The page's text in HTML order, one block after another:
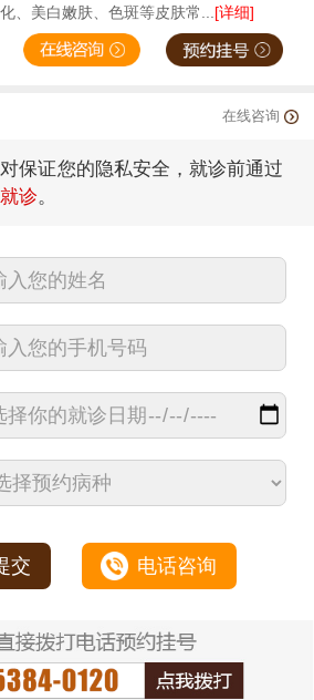
化、美白嫩肤、色斑等皮肤常...[详细]
在线咨询
保证您的隐私安全，就诊前通过
诊。
交 电话咨询